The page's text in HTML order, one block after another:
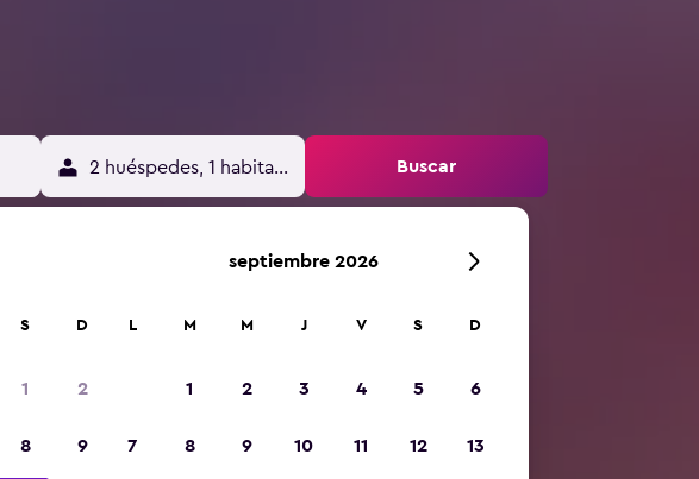
2 huéspedes, 1 habitación Buscar
S D
1 2
8 9
septiembre 2026
L M M J V S D
1 2 3 4 5 6
7 8 9 10 11 12 13